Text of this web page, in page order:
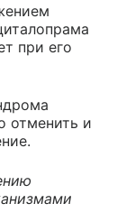
при его
отменить и